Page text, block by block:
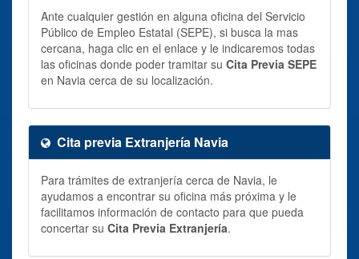
Ante cualquier gestión en alguna oficina del Servicio
Público de Empleo Estatal (SEPE), si busca la mas
cercana, haga clic en el enlace y le indicaremos todas
las oficinas donde poder tramitar su Cita Previa SEPE
en Navia cerca de su localización.
Cita previa Extranjería Navia
Para trámites de extranjería cerca de Navia, le
ayudamos a encontrar su oficina más próxima y le
facilitamos información de contacto para que pueda
concertar su Cita Previa Extranjería.